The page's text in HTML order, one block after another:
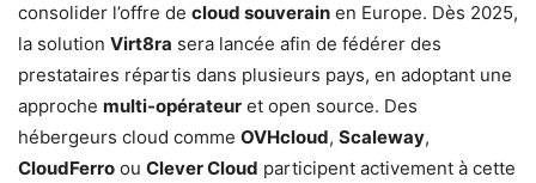
consolider l’offre de cloud souverain en Europe. Dès 2025,
la solution Virt8ra sera lancée afin de fédérer des
prestataires répartis dans plusieurs pays, en adoptant une
approche multi-opérateur et open source. Des
hébergeurs cloud comme OVHcloud, Scaleway,
CloudFerro ou Clever Cloud participent activement à cette